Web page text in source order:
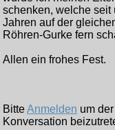
schenken, welche seit
Jahren auf der
Röhren-Gurke fern
Allen ein frohes Fest.
BitteAnmelden um der
Konversation